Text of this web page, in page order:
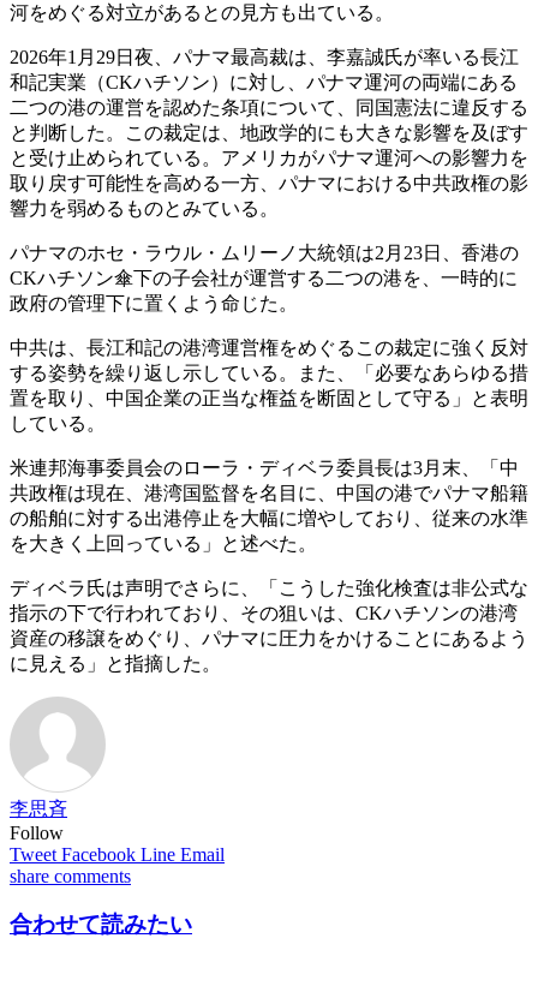
河をめぐる対立があるとの見方も出ている。
2026年1月29日夜、パナマ最高裁は、李嘉誠氏が率いる長江
和記実業（CKハチソン）に対し、パナマ運河の両端にある
二つの港の運営を認めた条項について、同国憲法に違反する
と判断した。この裁定は、地政学的にも大きな影響を及ぼす
と受け止められている。アメリカがパナマ運河への影響力を
取り戻す可能性を高める一方、パナマにおける中共政権の影
響力を弱めるものとみている。
パナマのホセ・ラウル・ムリーノ大統領は2月23日、香港の
CKハチソン傘下の子会社が運営する二つの港を、一時的に
政府の管理下に置くよう命じた。
中共は、長江和記の港湾運営権をめぐるこの裁定に強く反対
する姿勢を繰り返し示している。また、「必要なあらゆる措
置を取り、中国企業の正当な権益を断固として守る」と表明
している。
米連邦海事委員会のローラ・ディベラ委員長は3月末、「中
共政権は現在、港湾国監督を名目に、中国の港でパナマ船籍
の船舶に対する出港停止を大幅に増やしており、従来の水準
を大きく上回っている」と述べた。
ディベラ氏は声明でさらに、「こうした強化検査は非公式な
指示の下で行われており、その狙いは、CKハチソンの港湾
資産の移譲をめぐり、パナマに圧力をかけることにあるよう
に見える」と指摘した。
李思斉
Follow
Tweet Facebook Line Email
share comments
合わせて読みたい